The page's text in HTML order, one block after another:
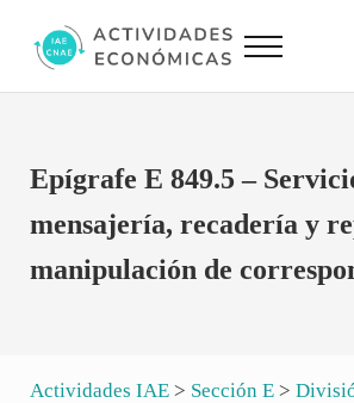
Actividades Económicas IAE
Menu
Epígrafe E 849.5 –
mensajería, recadería y
manipulación de
Actividades IAE> Sección E>